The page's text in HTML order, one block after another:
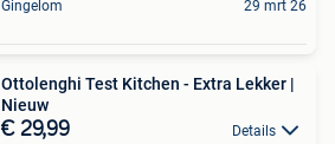
Gingelom 29 mrt 26
Ottolenghi Test Kitchen - Extra Lekker |
Nieuw
€ 29,99 Details